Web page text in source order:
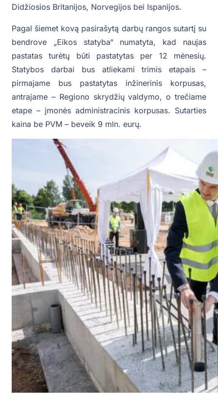
Didžiosios Britanijos, Norvegijos bei Ispanijos.
Pagal šiemet kovą pasirašytą darbų rangos sutartį su
bendrove „Eikos statyba“ numatyta, kad naujas
pastatas turėtų būti pastatytas per 12 mėnesių.
Statybos darbai bus atliekami trimis etapais –
pirmajame bus pastatytas inžinerinis korpusas,
antrajame – Regiono skrydžių valdymo, o trečiame
etape – įmonės administracinis korpusas. Sutarties
kaina be PVM – beveik 9 mln. eurų.